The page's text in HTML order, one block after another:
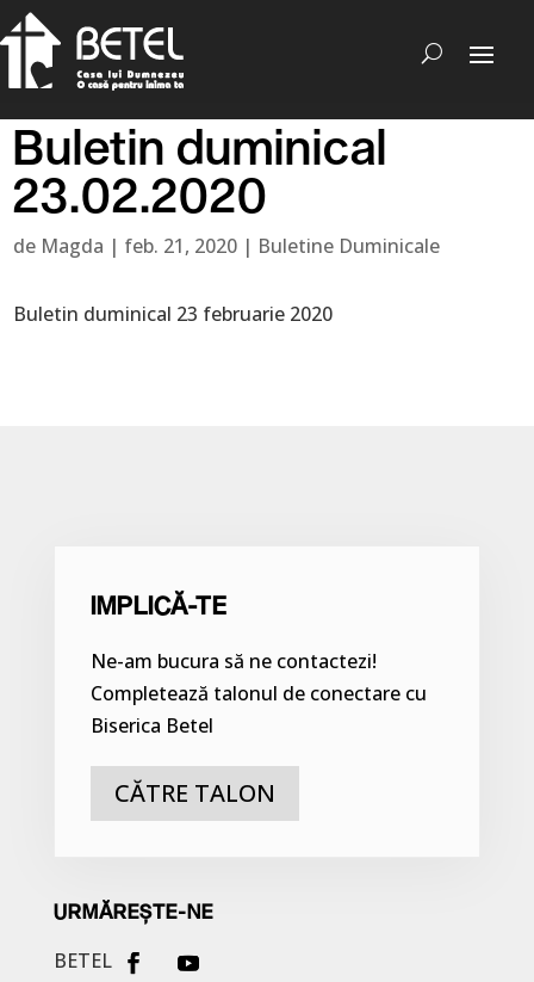
Buletin duminical
23.02.2020
de Magda | feb. 21, 2020 | Buletine Duminicale
Buletin duminical 23 februarie 2020
IMPLICĂ-TE
Ne-am bucura să ne contactezi!
Completează talonul de conectare cu
Biserica Betel
CĂTRE TALON
URMĂREȘTE-NE
BETEL